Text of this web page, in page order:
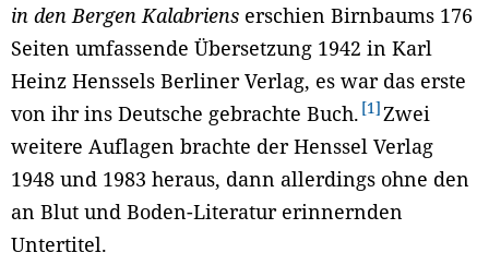
in den Bergen Kalabriens erschien Birnbaums 176
Seiten umfassende Übersetzung 1942 in Karl
Heinz Henssels Berliner Verlag, es war das erste
von ihr ins Deutsche gebrachte Buch. 1 Zwei
weitere Auflagen brachte der Henssel Verlag
1948 und 1983 heraus, dann allerdings ohne den
an Blut und Boden-Literatur erinnernden
Untertitel.